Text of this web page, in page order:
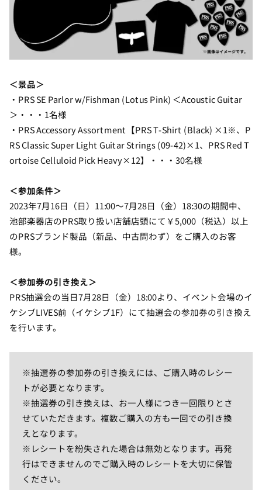
＜景品＞
・PRS SE Parlor w/Fishman (Lotus Pink) ＜Acoustic Guitar
＞・・・1名様
・PRS Accessory Assortment【PRS T-Shirt (Black) ×1※、P
RS Classic Super Light Guitar Strings (09-42)×1、PRS Red T
ortoise Celluloid Pick Heavy×12】・・・30名様
＜参加条件＞
2023年7月16日（日）11:00～7月28日（金）18:30の期間中、
池部楽器店のPRS取り扱い店舗店頭にて￥5,000（税込）以上
のPRSブランド製品（新品、中古問わず）をご購入のお客
様。
＜参加券の引き換え＞
PRS抽選会の当日7月28日（金）18:00より、イベント会場のイ
ケシブLIVES前（イケシブ1F）にて抽選会の参加券の引き換え
を行います。
※抽選券の参加券の引き換えには、ご購入時のレシー
トが必要となります。
※抽選券の引き換えは、お一人様につき一回限りとさ
せていただきます。複数ご購入の方も一回での引き換
えとなります。
※レシートを紛失された場合は無効となります。再発
行はできませんのでご購入時のレシートを大切に保管
ください。